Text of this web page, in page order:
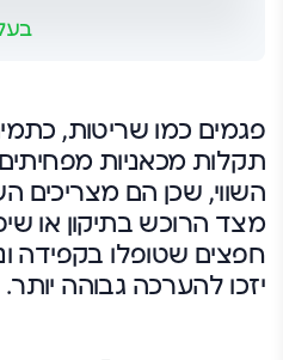
פגמים כמו שריטות,
תקלות מכאניות
השווי, שכן הם מצריכים
מצד הרוכש בתיקון או
חפצים שטופלו בקפידה
יזכו להערכה גבוהה יותר.